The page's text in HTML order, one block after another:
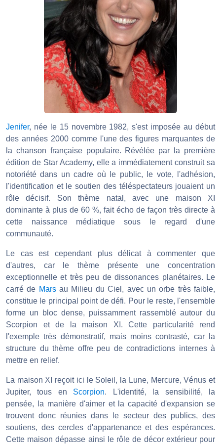
Jenifer, née le 15 novembre 1982, s'est imposée au début
des années 2000 comme l'une des figures marquantes de
la chanson française populaire. Révélée par la première
édition de Star Academy, elle a immédiatement construit sa
notoriété dans un cadre où le public, le vote, l'adhésion,
l'identification et le soutien des téléspectateurs jouaient un
rôle décisif. Son thème natal, avec une maison XI
dominante à plus de 60 %, fait écho de façon très directe à
cette naissance médiatique sous le regard d'une
communauté.
Le cas est cependant plus délicat à commenter que
d'autres, car le thème présente une concentration
exceptionnelle et très peu de dissonances planétaires. Le
carré de Marsau Milieu du Ciel, avec un orbe très faible,
constitue le principal point de défi. Pour le reste, l'ensemble
forme un bloc dense, puissamment rassemblé autour du
Scorpion et de la maison XI. Cette particularité rend
l'exemple très démonstratif, mais moins contrasté, car la
structure du thème offre peu de contradictions internes à
mettre en relief.
La maison XI reçoit ici le Soleil, la Lune, Mercure, Vénus et
Jupiter, tous en Scorpion. L'identité, la sensibilité, la
pensée, la manière d'aimer et la capacité d'expansion se
trouvent donc réunies dans le secteur des publics, des
soutiens, des cercles d'appartenance et des espérances.
Cette maison dépasse ainsi le rôle de décor extérieur pour